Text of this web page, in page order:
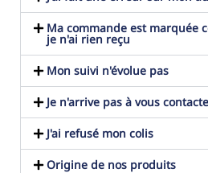
Ma commande est marquée
je n'ai rien reçu
Mon suivi n'évolue pas
Je n'arrive pas à vous
J'ai refusé mon colis
Origine de nos produits